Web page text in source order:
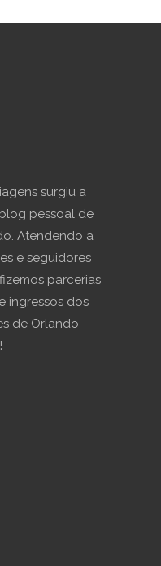
surgiu a
pessoal de
Atendendo a
e seguidores
parcerias
ingressos dos
de Orlando